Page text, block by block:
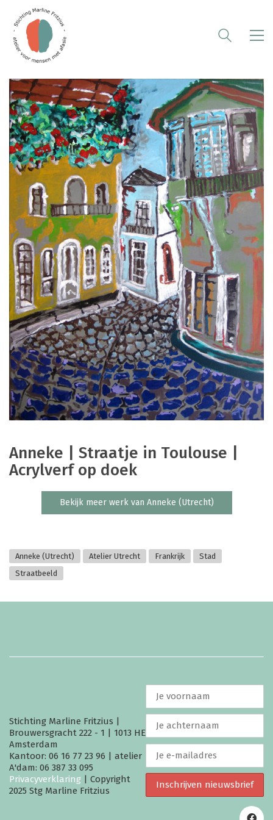
Anneke | Straatje in Toulouse |
Acrylverf op doek
Bekijk meer werk van Anneke (Utrecht)
Anneke (Utrecht) Atelier Utrecht Frankrijk
Stad
Straatbeeld
Stichting Marline Fritzius |
Brouwersgracht 222 - 1 | 1013 HE
Amsterdam
Kantoor: 06 16 77 23 96 | atelier
A'dam: 06 387 33 095
Privacyverklaring | Copyright
2025 Stg Marline Fritzius